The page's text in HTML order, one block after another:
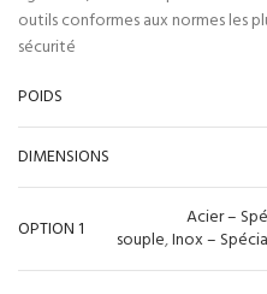
outils conformes aux normes les
sécurité
POIDS
DIMENSIONS
OPTION 1 Acier –
souple,Inox –